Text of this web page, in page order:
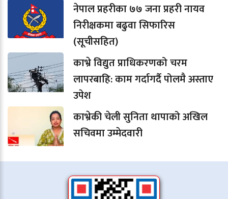
नेपाल प्रहरीका ७७ जना प्रहरी नायव
निरीक्षकमा बढुवा सिफारिस
(सूचीसहित)
काभ्रे विद्युत प्राधिकरणको चरम
लापरबाहि: काम गर्दागर्दै पोलमै अस्ताए
उपेश
काभ्रेकी चेली सुनिता थापाको अखिल
सचिवमा उम्मेदवारी